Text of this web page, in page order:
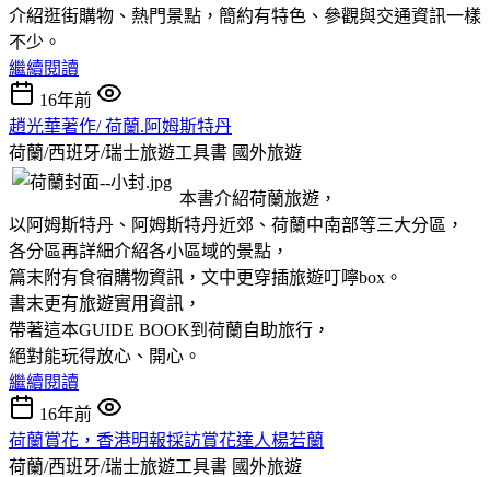
介紹逛街購物、熱門景點，簡約有特色、參觀與交通資訊一樣
不少。
繼續閱讀
16年前
趙光華著作/ 荷蘭.阿姆斯特丹
荷蘭/西班牙/瑞士旅遊工具書 國外旅遊
本書介紹荷蘭旅遊，
以阿姆斯特丹、阿姆斯特丹近郊、荷蘭中南部等三大分區，
各分區再詳細介紹各小區域的景點，
篇末附有食宿購物資訊，文中更穿插旅遊叮嚀box。
書末更有旅遊實用資訊，
帶著這本GUIDE BOOK到荷蘭自助旅行，
絕對能玩得放心、開心。
繼續閱讀
16年前
荷蘭賞花，香港明報採訪賞花達人楊若蘭
荷蘭/西班牙/瑞士旅遊工具書 國外旅遊